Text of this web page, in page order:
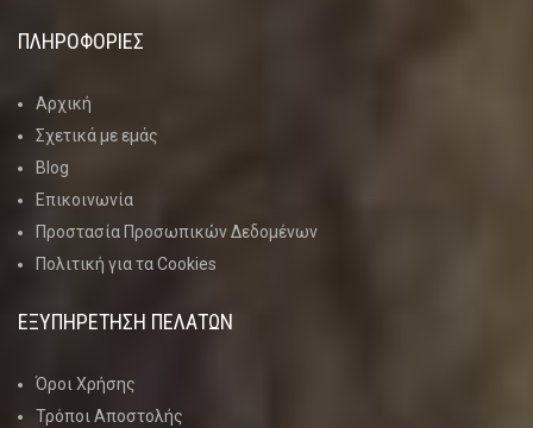
ΠΛΗΡΟΦΟΡΙΕΣ
Αρχική
Σχετικά με εμάς
Blog
Επικοινωνία
Προστασία Προσωπικών Δεδομένων
Πολιτική για τα Cookies
ΕΞΥΠΗΡΕΤΗΣΗ ΠΕΛΑΤΩΝ
Όροι Χρήσης
Τρόποι Αποστολής